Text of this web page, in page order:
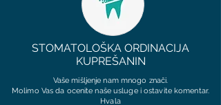
STOMATOLOŠKA ORDINACIJA
KUPREŠANIN
Vaše mišljenje nam mnogo znači.
Molimo Vas da ocenite naše usluge i ostavite komentar.
Hvala